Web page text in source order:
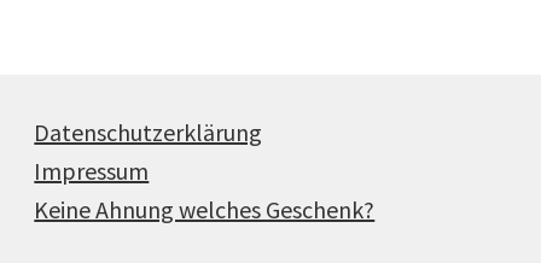
Datenschutzerklärung
Impressum
Keine Ahnung welches Geschenk?